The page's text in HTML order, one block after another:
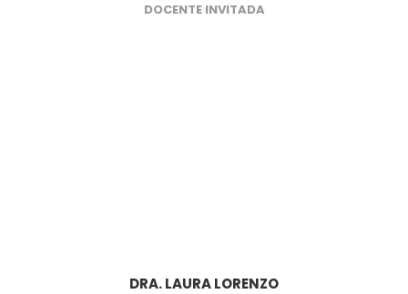
DOCENTE INVITADA
DRA. LAURA LORENZO